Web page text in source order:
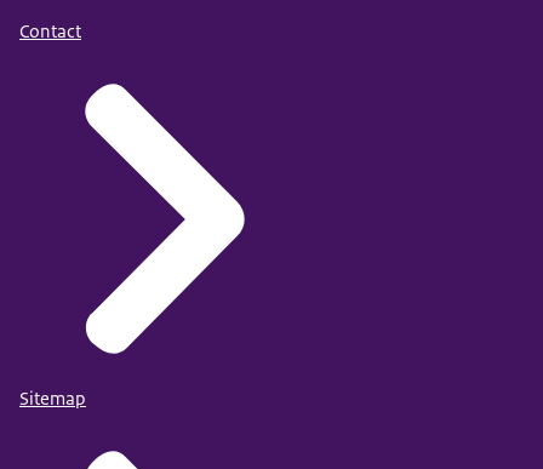
Contact
Sitemap